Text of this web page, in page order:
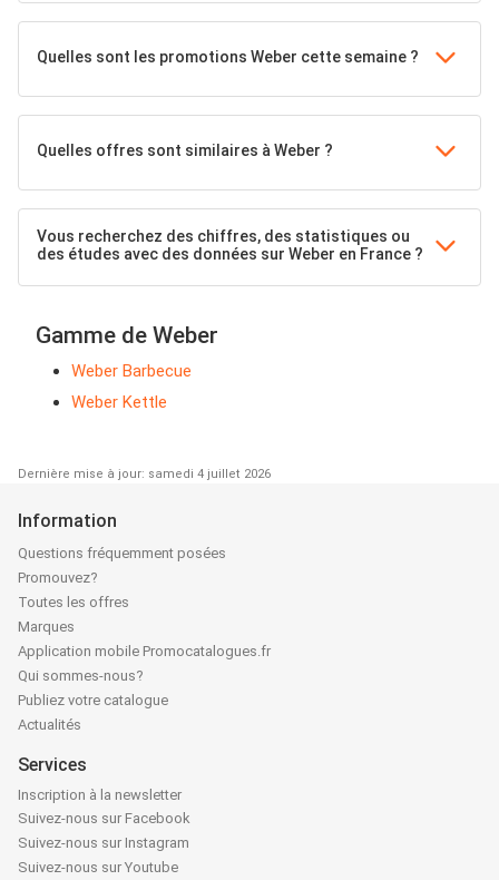
Quelles sont les promotions Weber cette semaine ?
Quelles offres sont similaires à Weber ?
Vous recherchez des chiffres, des statistiques ou
des études avec des données sur Weber en France ?
Gamme de Weber
Weber Barbecue
Weber Kettle
Dernière mise à jour: samedi 4 juillet 2026
Information
Questions fréquemment posées
Promouvez?
Toutes les offres
Marques
Application mobile Promocatalogues.fr
Qui sommes-nous?
Publiez votre catalogue
Actualités
Services
Inscription à la newsletter
Suivez-nous sur Facebook
Suivez-nous sur Instagram
Suivez-nous sur Youtube